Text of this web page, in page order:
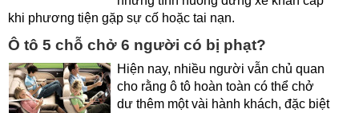
khi phương tiện gặp sự cố hoặc tai nạn.
Ô tô 5 chỗ chở 6 người có bị phạt?
Hiện nay, nhiều người vẫn chủ quan
cho rằng ô tô hoàn toàn có thể chở
dư thêm một vài hành khách, đặc biệt